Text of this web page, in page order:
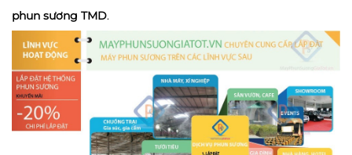
phun sương TMD.